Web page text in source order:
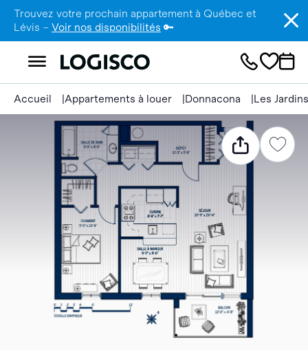
Trouvez votre prochain appartement à Québec et
Lévis – Voir nos disponibilités 🔑
Accueil Appartements à louer Donnacona Les